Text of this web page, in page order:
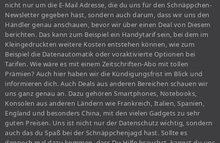
nicht nur um die E-Mail Adresse, die du uns für den Schnäppchen-
Newsletter gegeben hast, sondern auch darum, dass wir uns den
Händler genau anschauen, bevor wir über einen Deal von Diesem
berichten. Das kann zum Beispiel ein Handytarif sein, bei dem im
Kleingedruckten weitere Kosten entstehen können, wie zum
Beispiel die Datenautomatik oder voraktivierte Optionen bei
Tarifen. Wie wäre es mit einem Zeitschriften-Abo mit tollen
Prämien? Auch hier haben wir die Kündigungsfrist im Blick und
informieren dich. Auch Deals aus anderen Bereichen schauen wir
uns ganz genau an. Dazu gehören Smartphones, Notebooks,
Konsolen aus anderen Ländern wie Frankreich, Italien, Spanien,
England und besonders China, mit den vielen Gadgets zu sehr
guten Preisen. Uns ist nicht nur der Datenschutz wichtig, sondern
auch das du Spaß bei der Schnäppchenjagd hast. Sollte es